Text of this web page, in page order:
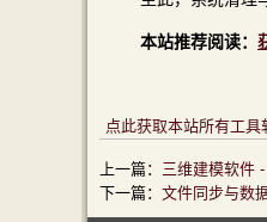
本站推荐阅读：
点此获取本站所有工具
上一篇： 三维建模软件
下一篇： 文件同步与数